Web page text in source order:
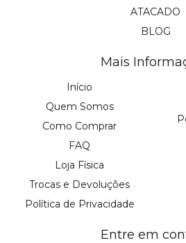
ATACADO
BLOG
Mais
Início
Quem Somos
Como Comprar
FAQ
Loja Física
Trocas e Devoluções
Política de Privacidade
Entre em